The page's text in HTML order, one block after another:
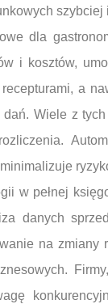
szybciej
dla
i kosztów,
a
Wiele z
w pełnej
danych
na zmiany